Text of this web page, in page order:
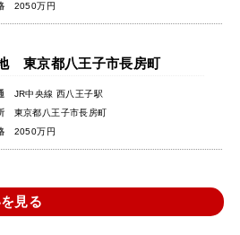
2050万円
東京都八王子市長房町
JR中央線 西八王子駅
東京都八王子市長房町
2050万円
見る